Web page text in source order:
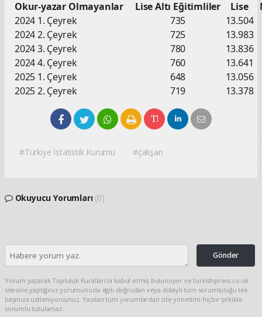
Okur-yazar Olmayanlar Lise Altı Eğitimliler Lise
2024 1. Çeyrek
735
13.504
2024 2. Çeyrek
725
13.983
2024 3. Çeyrek
780
13.836
2024 4. Çeyrek
760
13.641
2025 1. Çeyrek
648
13.056
2025 2. Çeyrek
719 13.378
#Türkiye İstatistik Kurumu #çalışan
Okuyucu Yorumları (0)
Gönder
Yorum yazarak Topluluk Kuralları’nı kabul etmiş bulunuyor ve turkishpress.co.uk
sitesine yaptığınız yorumunuzla ilgili doğrudan veya dolaylı tüm sorumluluğu tek
başınıza üstleniyorsunuz. Yazılan tüm yorumlardan site yönetimi hiçbir şekilde
sorumlu tutulamaz.